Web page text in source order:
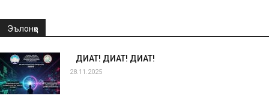
Эълонҳо
ДИҚҚАТ! ДИҚҚАТ! ДИҚҚАТ!
28.11.2025